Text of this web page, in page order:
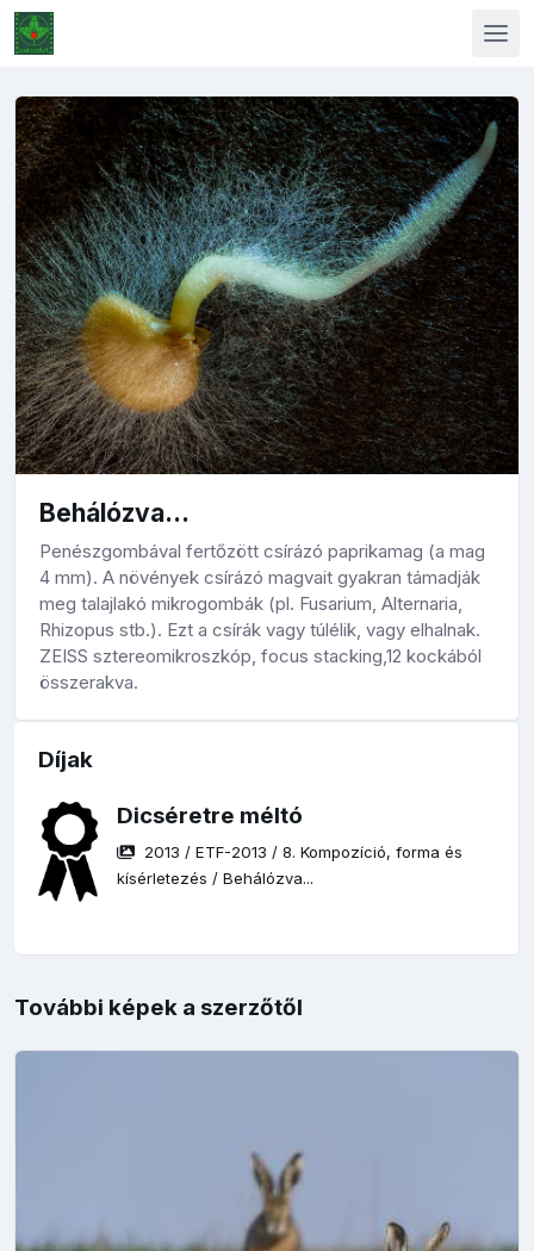
Behálózva...
Penészgombával fertőzött csírázó paprikamag (a mag
4 mm). A növények csírázó magvait gyakran támadják
meg talajlakó mikrogombák (pl. Fusarium, Alternaria,
Rhizopus stb.). Ezt a csírák vagy túlélik, vagy elhalnak.
ZEISS sztereomikroszkóp, focus stacking,12 kockából
összerakva.
Díjak
Dicséretre méltó
2013 /ETF-2013 /8. Kompozíció, forma és
kísérletezés /Behálózva...
További képek a szerzőtől